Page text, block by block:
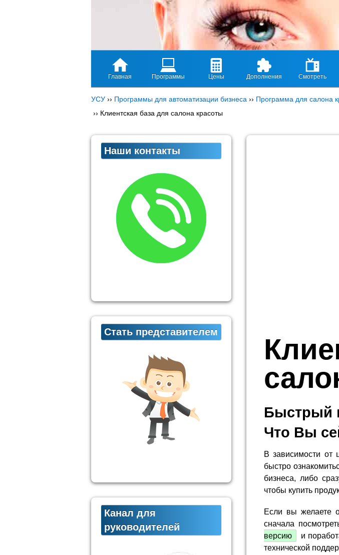
Главная Программы Цены Дополнения Смотреть
УСУ ›› Программы для автоматизации бизнеса ›› Программа для салона
›› Клиентская база для салона красоты
Быстрый
Что Вы
В зависимости от
быстро
бизнеса, либо
чтобы купить
Если вы желаете
сначала
версию
и
технической
Наши контакты
Стать представителем
Канал для
руководителей